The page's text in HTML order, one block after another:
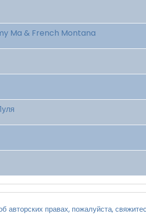
Ma & French Montana
авторских правах, пожалуйста,